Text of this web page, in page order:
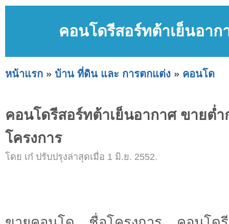
คอนโดรีสอร์ทต้าเย็นอาก
หน้าแรก » บ้าน ที่ดิน และ การตกแต่ง » คอนโด
คอนโดรีสอร์ทต้าเย็นอากาศ ขายต่ำ
โครงการ
โดย เก๋ ปรับปรุงล่าสุดเมื่อ 1 มิ.ย. 2552.